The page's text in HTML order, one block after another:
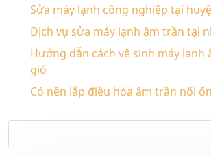
Sửa máy lạnh công nghiệp tại
Dịch vụ sửa máy lạnh âm trần tại
Hướng dẫn cách vệ sinh máy lạnh
gió
Có nên lắp điều hòa âm trần nối